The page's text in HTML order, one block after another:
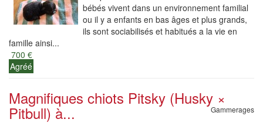
bébés vivent dans un environnement familial
ou il y a enfants en bas âges et plus grands,
ils sont sociabilisés et habitués a la vie en
famille ainsi...
700 €
Agréé
Magnifiques chiots Pitsky (Husky ×
Pitbull) à... Gammerages